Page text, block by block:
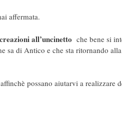
affermata.
creazioni all’uncinetto che bene si
sa di Antico e che sta ritornando
possano aiutarvi a realizzare